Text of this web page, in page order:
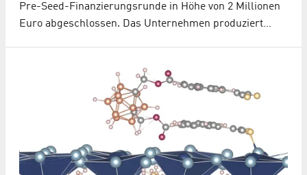
Pre-Seed-Finanzierungsrunde in Höhe von 2 Millionen
Euro abgeschlossen. Das Unternehmen produziert…